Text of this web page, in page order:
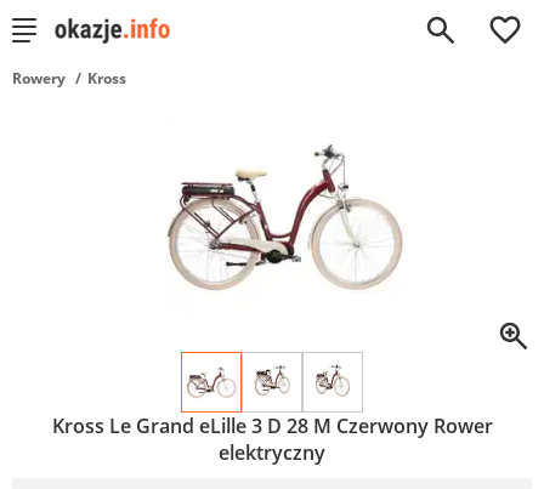
0
Rowery Kross
Kross Le Grand eLille 3 D 28 M Czerwony Rower
elektryczny